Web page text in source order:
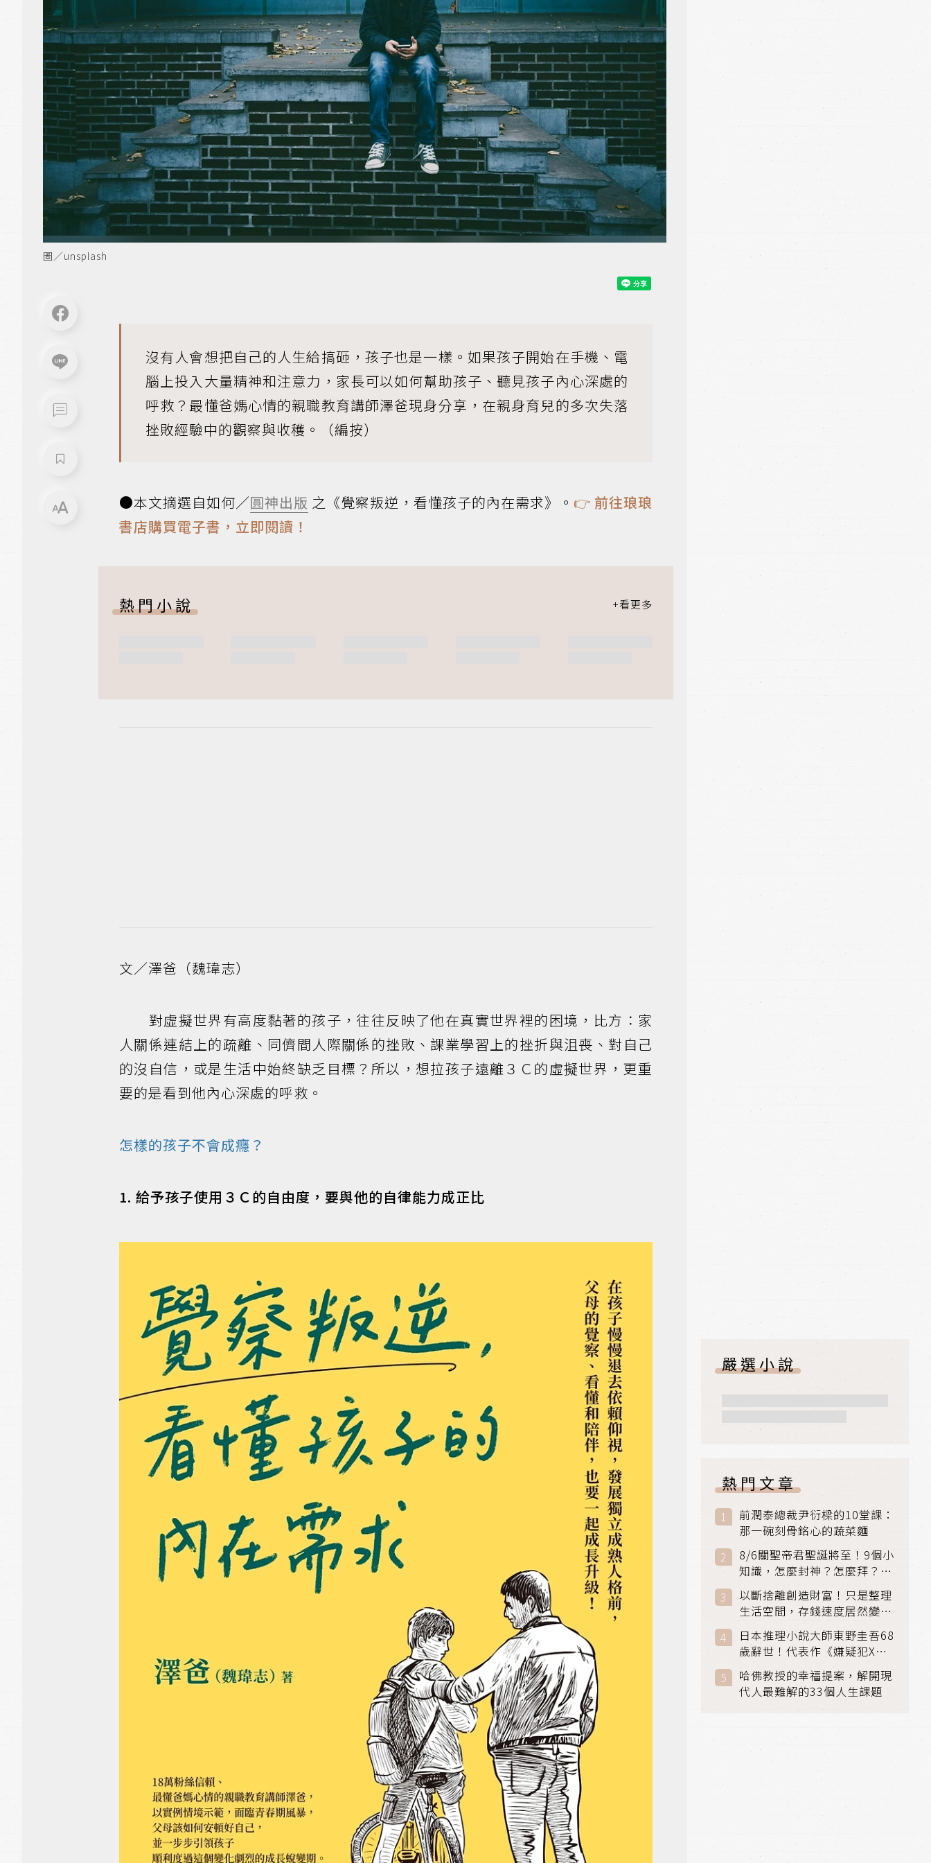
圖／unsplash
沒有人會想把自己的人生給搞砸，孩子也是一樣。如果孩子開始在手機、電
腦上投入大量精神和注意力，家長可以如何幫助孩子、聽見孩子內心深處的
呼救？最懂爸媽心情的親職教育講師澤爸現身分享，在親身育兒的多次失落
挫敗經驗中的觀察與收穫。（編按）
●本文摘選自如何／圓神出版 之《覺察叛逆，看懂孩子的內在需求》。 👉 前往琅琅
書店購買電子書，立即閱讀！
熱門小說
文／澤爸（魏瑋志）
對虛擬世界有高度黏著的孩子，往往反映了他在真實世界裡的困境，比方：家
人關係連結上的疏離、同儕間人際關係的挫敗、課業學習上的挫折與沮喪、對自己
的沒自信，或是生活中始終缺乏目標？所以，想拉孩子遠離３Ｃ的虛擬世界，更重
要的是看到他內心深處的呼救。
怎樣的孩子不會成癮？
1. 給予孩子使用３Ｃ的自由度，要與他的自律能力成正比
嚴選小說
熱門文章
前潤泰總裁尹衍樑的10堂課：
那一碗刻骨銘心的蔬菜麵
8/6關聖帝君聖誕將至！9個小
知識，怎麼封神？怎麼拜？該
拜哪個關帝？
以斷捨離創造財富！只是整理
生活空間，存錢速度居然變快
日本推理小說大師東野圭吾68
歲辭世！代表作《嫌疑犯X的
獻身》《解憂雜貨店》獲獎無
數
哈佛教授的幸福提案，解開現
代人最難解的33個人生課題